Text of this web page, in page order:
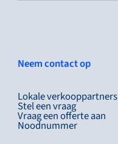
Neem contact op
Lokale verkooppartners
Stel een vraag
Vraag een offerte aan
Noodnummer